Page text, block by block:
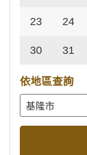
23 24
30 31
依地區查詢